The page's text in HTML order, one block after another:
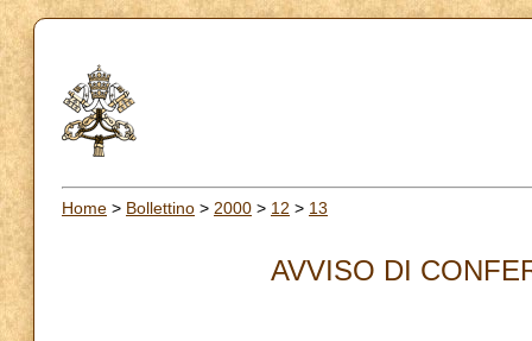
Home > Bollettino > 2000 > 12 > 13
AVVISO DI